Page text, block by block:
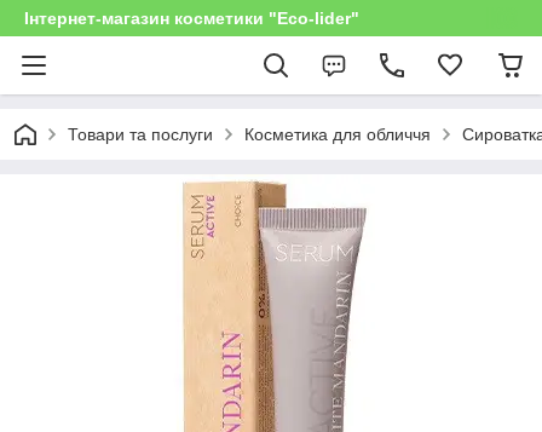
Інтернет-магазин косметики "Eco-lider"
Товари та послуги Косметика для обличчя